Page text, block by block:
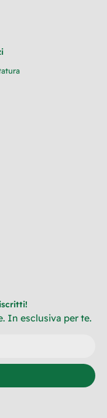
In esclusiva per te.